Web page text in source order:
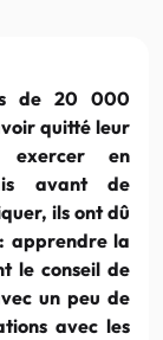
de 20 000
quitté leur
exercer en
avant de
ils ont dû
apprendre la
le conseil de
un peu de
avec les